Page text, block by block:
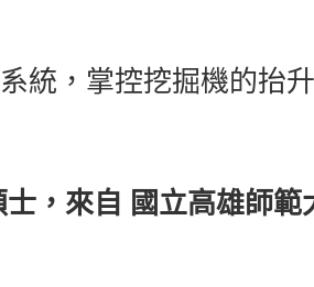
統，掌控挖掘機的抬
，來自 國立高雄師